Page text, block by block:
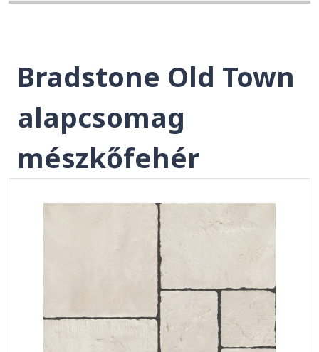
Bradstone Old Town
alapcsomag
mészkőfehér